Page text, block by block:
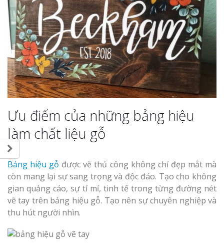
Ưu điểm của những bảng hiệu
làm chất liệu gỗ
Bảng hiệu gỗ được vẽ thủ công không chỉ đẹp mắt mà
còn mang lại sự sang trọng và độc đáo. Tạo cho không
gian quảng cáo, sự tỉ mỉ, tinh tế trong từng đường nét
vẽ tay trên bảng hiệu gỗ. Tạo nên sự chuyên nghiệp và
thu hút người nhìn.